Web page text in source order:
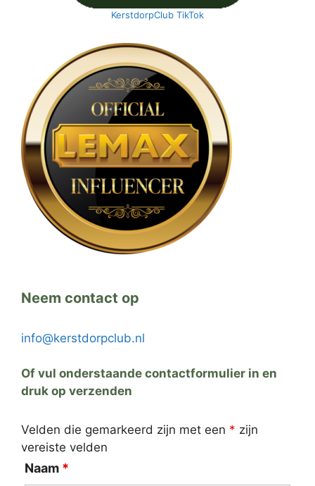
KerstdorpClub TikTok
Neem contact op
info@kerstdorpclub.nl
Of vul onderstaande contactformulier in en
druk op verzenden
Velden die gemarkeerd zijn met een * zijn
vereiste velden
Naam *